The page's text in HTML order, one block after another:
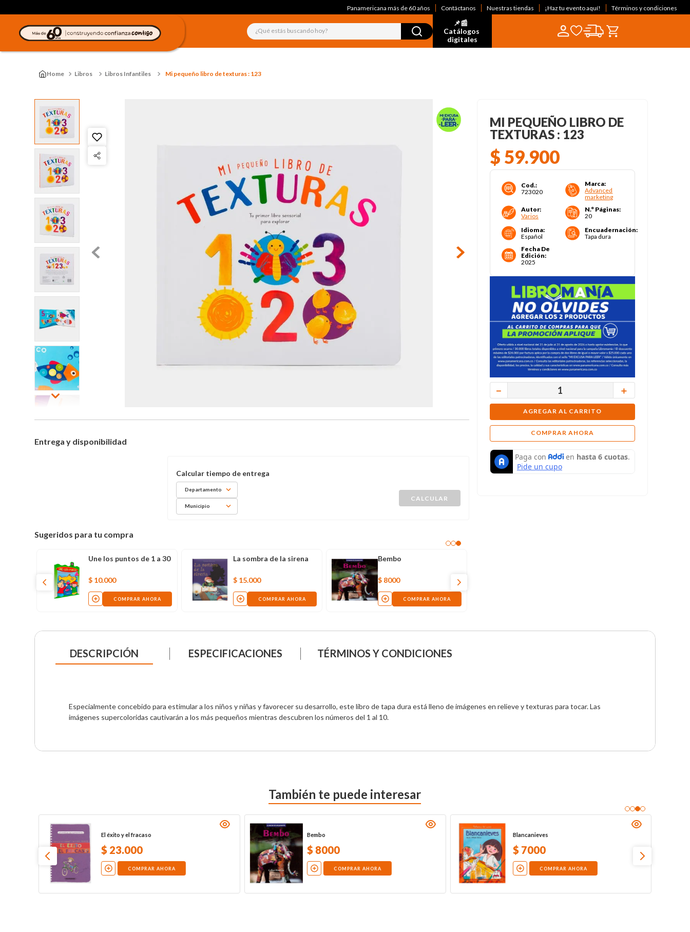
Panamericana más de 60 años Contáctanos Nuestras tiendas ¡Haz tu evento aquí! Términos y condiciones
¿Qué estás buscando hoy?
📌📰
Catálogos
digitales
Libros Libros Infantiles Mi pequeño libro de texturas : 123
Entrega y disponibilidad
Departamento
Municipio
Sugeridos para tu compra
COMPRAR AHORA
Une los puntos de 1 a 30
COMPRAR AHORA
La sombra de la sirena
COMPRAR AHORA COMPRAR AHORA
MI PEQUEÑO LIBRO DE
TEXTURAS : 123
$ 59.900
Cod.:
723020
Marca:
Advanced
marketing
Autor:
Varios
N.° Páginas:
20
Idioma:
Español
Encuadernación:
Tapa dura
Fecha De
Edición:
2025
＋
－
AGREGAR AL CARRITO
COMPRAR AHORA
DESCRIPCIÓN ESPECIFICACIONES TÉRMINOS Y CONDICIONES
Especialmente concebido para estimular a los niños y niñas y favorecer su desarrollo, este libro de tapa dura está lleno de imágenes en relieve y texturas para tocar. Las
imágenes supercoloridas cautivarán a los más pequeños mientras descubren los números del 1 al 10.
También te puede interesar
El éxito y el fracaso
$23.000
COMPRAR AHORA
Bembo
$8000
COMPRAR AHORA
Blancanieves
$7000
COMPRAR AHORA